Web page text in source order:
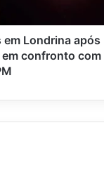
Londrina após
confronto com